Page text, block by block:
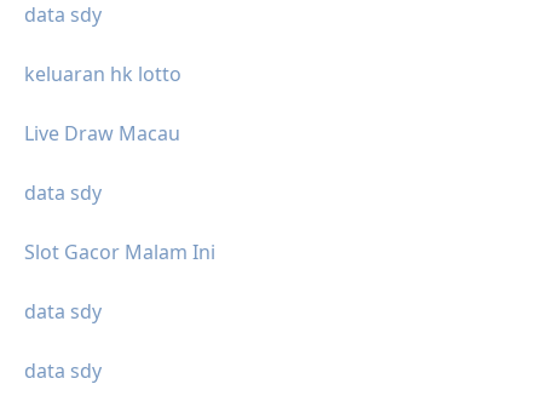
data sdy
keluaran hk lotto
Live Draw Macau
data sdy
Slot Gacor Malam Ini
data sdy
data sdy